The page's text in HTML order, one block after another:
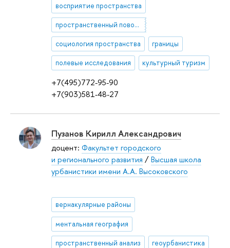
+7(495)772-95-90
+7(903)581-48-27
восприятие пространства
пространственный поворот
социология пространства границы
полевые исследования культурный туризм
Пузанов Кирилл Александрович
доцент: Факультет городского
и регионального развития /Высшая школа
урбанистики имени А.А. Высоковского
вернакулярные районы
ментальная география
пространственный анализ геоурбанистика